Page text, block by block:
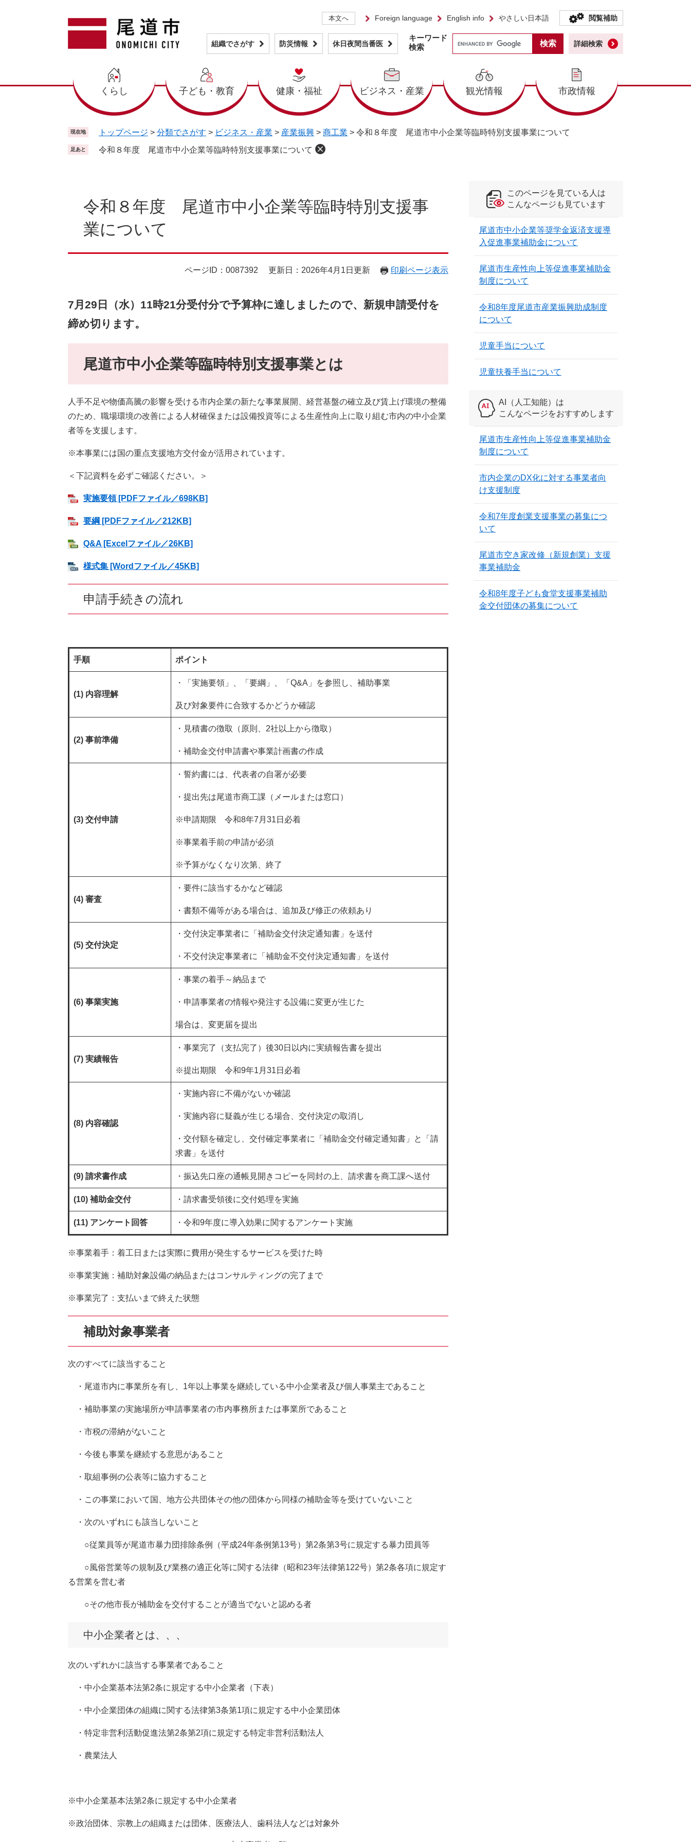
本文へ Foreign language English info やさしい日本語 閲覧補助
組織でさがす 防災情報 休日夜間当番医
くらし 子ども・教育 健康・福祉 ビジネス・産業 観光情報 市政情報
キーワード
検索
詳細検索
現在地 トップページ > 分類でさがす > ビジネス・産業 > 産業振興 > 商工業 > 令和８年度 尾道市中小企業等臨時特別支援事業について
足あと 令和８年度 尾道市中小企業等臨時特別支援事業について
令和８年度 尾道市中小企業等臨時特別支援事
業について
ページID：0087392 更新日：2026年4月1日更新 印刷ページ表示
7月29日（水）11時21分受付分で予算枠に達しましたので、新規申請受付を
締め切ります。
尾道市中小企業等臨時特別支援事業とは
人手不足や物価高騰の影響を受ける市内企業の新たな事業展開、経営基盤の確立及び賃上げ環境の整備
のため、職場環境の改善による人材確保または設備投資等による生産性向上に取り組む市内の中小企業
者等を支援します。
※本事業には国の重点支援地方交付金が活用されています。
＜下記資料を必ずご確認ください。＞
実施要領 [PDFファイル／698KB]
要綱 [PDFファイル／212KB]
Q&A [Excelファイル／26KB]
様式集 [Wordファイル／45KB]
申請手続きの流れ
手順 ポイント
(1) 内容理解
・「実施要領」、「要綱」、「Q&A」を参照し、補助事業
及び対象要件に合致するかどうか確認
(2) 事前準備
・見積書の徴取（原則、2社以上から徴取）
・補助金交付申請書や事業計画書の作成
(3) 交付申請
・誓約書には、代表者の自署が必要
・提出先は尾道市商工課（メールまたは窓口）
※申請期限 令和8年7月31日必着
※事業着手前の申請が必須
※予算がなくなり次第、終了
(4) 審査
・要件に該当するかなど確認
・書類不備等がある場合は、追加及び修正の依頼あり
(5) 交付決定
・交付決定事業者に「補助金交付決定通知書」を送付
・不交付決定事業者に「補助金不交付決定通知書」を送付
(6) 事業実施
・事業の着手～納品まで
・申請事業者の情報や発注する設備に変更が生じた
場合は、変更届を提出
(7) 実績報告
・事業完了（支払完了）後30日以内に実績報告書を提出
※提出期限 令和9年1月31日必着
(8) 内容確認
・実施内容に不備がないか確認
・実施内容に疑義が生じる場合、交付決定の取消し
・交付額を確定し、交付確定事業者に「補助金交付確定通知書」と「請
求書」を送付
(9) 請求書作成 ・振込先口座の通帳見開きコピーを同封の上、請求書を商工課へ送付
(10) 補助金交付 ・請求書受領後に交付処理を実施
(11) アンケート回答 ・令和9年度に導入効果に関するアンケート実施
※事業着手：着工日または実際に費用が発生するサービスを受けた時
※事業実施：補助対象設備の納品またはコンサルティングの完了まで
※事業完了：支払いまで終えた状態
補助対象事業者
次のすべてに該当すること
・尾道市内に事業所を有し、1年以上事業を継続している中小企業者及び個人事業主であること
・補助事業の実施場所が申請事業者の市内事務所または事業所であること
・市税の滞納がないこと
・今後も事業を継続する意思があること
・取組事例の公表等に協力すること
・この事業において国、地方公共団体その他の団体から同様の補助金等を受けていないこと
・次のいずれにも該当しないこと
○従業員等が尾道市暴力団排除条例（平成24年条例第13号）第2条第3号に規定する暴力団員等
○風俗営業等の規制及び業務の適正化等に関する法律（昭和23年法律第122号）第2条各項に規定す
る営業を営む者
○その他市長が補助金を交付することが適当でないと認める者
中小企業者とは、、、
次のいずれかに該当する事業者であること
・中小企業基本法第2条に規定する中小企業者（下表）
・中小企業団体の組織に関する法律第3条第1項に規定する中小企業団体
・特定非営利活動促進法第2条第2項に規定する特定非営利活動法人
・農業法人
※中小企業基本法第2条に規定する中小企業者
※政治団体、宗教上の組織または団体、医療法人、歯科法人などは対象外
このページを見ている人は
こんなページも見ています
尾道市中小企業等奨学金返済支援導
入促進事業補助金について
尾道市生産性向上等促進事業補助金
制度について
令和8年度尾道市産業振興助成制度
について
児童手当について
児童扶養手当について
AI（人工知能）は
こんなページをおすすめします
尾道市生産性向上等促進事業補助金
制度について
市内企業のDX化に対する事業者向
け支援制度
令和7年度創業支援事業の募集につ
いて
尾道市空き家改修（新規創業）支援
事業補助金
令和8年度子ども食堂支援事業補助
金交付団体の募集について